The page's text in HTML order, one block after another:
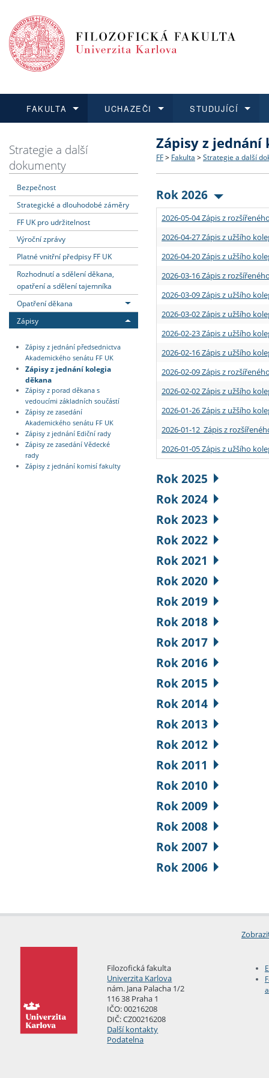
FAKULTA
Dozvědět se více
Struktura a historie
Strategie a další
Podpora a benefity pro
Absolventi fakulty
UCHAZEČI
Podat přihlášku
Co studovat a jak se
Učitelské studijní
Informace k průběhu
STUDUJÍCÍ
Dozvědět se více
Bakalářské a magisterské
Doktorské studium
Rigorózní řízení
Dozvědět se více
O vědě a výzkumu na FF
Akademické kvalifikace
Granty a projekty
Dozvědět se více
Aktuální nabídky a
Vyjíždějící studenti
Přijíždějící studenti
Vyjíždějící zaměstnanci
Strategie a další
dokumenty
Bezpečnost
Strategické a dlouhodobé záměry
FF UK pro udržitelnost
Výroční zprávy
Platné vnitřní předpisy FF UK
Rozhodnutí a sdělení děkana,
opatření a sdělení tajemníka
Opatření děkana
Zápisy
Zápisy z jednání předsednictva
Akademického senátu FF UK
Zápisy z jednání kolegia
děkana
Zápisy z porad děkana s
vedoucími základních součástí
Zápisy ze zasedání
Akademického senátu FF UK
Zápisy z jednání Ediční rady
Zápisy ze zasedání Vědecké
rady
Zápisy z jednání komisí fakulty
Zápisy z jednání
FF > Fakulta > Strategie a další
Rok 2026
2026-05-04 Zápis z
2026-04-27 Zápis z užšího
2026-04-20 Zápis z užšího
2026-03-16 Zápis z
2026-03-09 Zápis z užšího
2026-03-02 Zápis z užšího
2026-02-23 Zápis z užšího
2026-02-16 Zápis z užšího
2026-02-09 Zápis z
2026-02-02 Zápis z užšího
2026-01-26 Zápis z užšího
2026-01-12 Zápis z
2026-01-05 Zápis z užšího
Rok 2025
Rok 2024
Rok 2023
Rok 2022
Rok 2021
Rok 2020
Rok 2019
Rok 2018
Rok 2017
Rok 2016
Rok 2015
Rok 2014
Rok 2013
Rok 2012
Rok 2011
Rok 2010
Rok 2009
Rok 2008
Rok 2007
Rok 2006
Filozofická fakulta
Univerzita Karlova
nám. Jana Palacha 1/2
116 38 Praha 1
IČO: 00216208
DIČ: CZ00216208
Další kontakty
Podatelna